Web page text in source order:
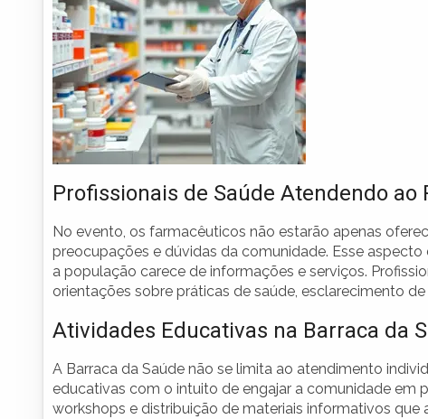
Profissionais de Saúde Atendendo ao
No evento, os farmacêuticos não estarão apenas
preocupações e dúvidas da comunidade. Esse
a população carece de informações e serviços.
orientações sobre práticas de saúde, esclarecimento
Atividades Educativas na Barraca da
A Barraca da Saúde não se limita ao atendimento
educativas com o intuito de engajar a comunidade em
workshops e distribuição de materiais informativos